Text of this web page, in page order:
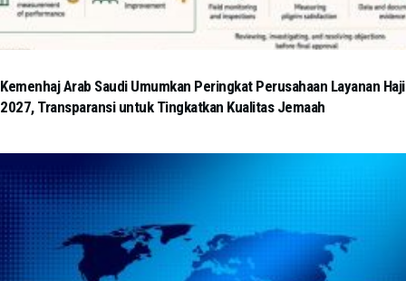
Kemenhaj Arab Saudi Umumkan Peringkat Perusahaan Layanan Haji
2027, Transparansi untuk Tingkatkan Kualitas Jemaah